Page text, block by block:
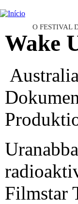
O FESTIVAL
Wake
Filmstar